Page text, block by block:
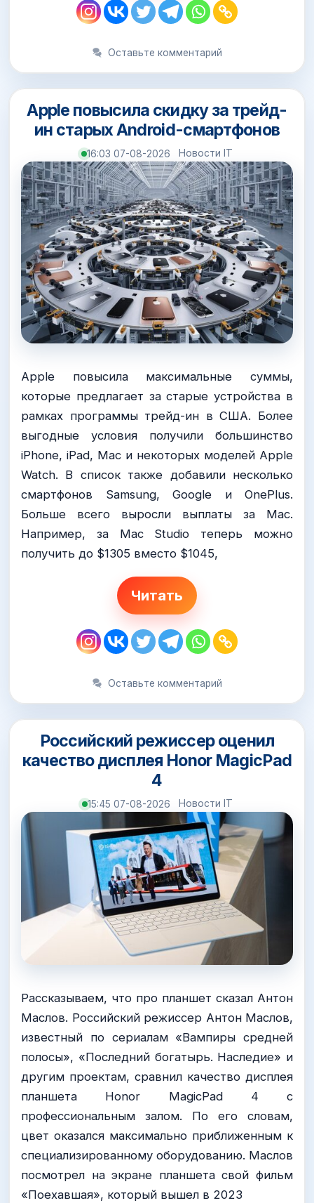
Оставьте комментарий
Apple повысила скидку за трейд-
ин старых Android-смартфонов
16:03 07-08-2026 Новости IT
Apple повысила максимальные суммы,
которые предлагает за старые устройства в
рамках программы трейд-ин в США. Более
выгодные условия получили большинство
iPhone, iPad, Mac и некоторых моделей Apple
Watch. В список также добавили несколько
смартфонов Samsung, Google и OnePlus.
Больше всего выросли выплаты за Mac.
Например, за Mac Studio теперь можно
получить до $1305 вместо $1045,
Читать
Оставьте комментарий
Российский режиссер оценил
качество дисплея Honor MagicPad
4
15:45 07-08-2026 Новости IT
Рассказываем, что про планшет сказал Антон
Маслов. Российский режиссер Антон Маслов,
известный по сериалам «Вампиры средней
полосы», «Последний богатырь. Наследие» и
другим проектам, сравнил качество дисплея
планшета Honor MagicPad 4 с
профессиональным залом. По его словам,
цвет оказался максимально приближенным к
специализированному оборудованию. Маслов
посмотрел на экране планшета свой фильм
«Поехавшая», который вышел в 2023